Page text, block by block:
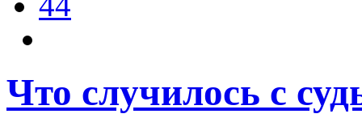
Что случилось с